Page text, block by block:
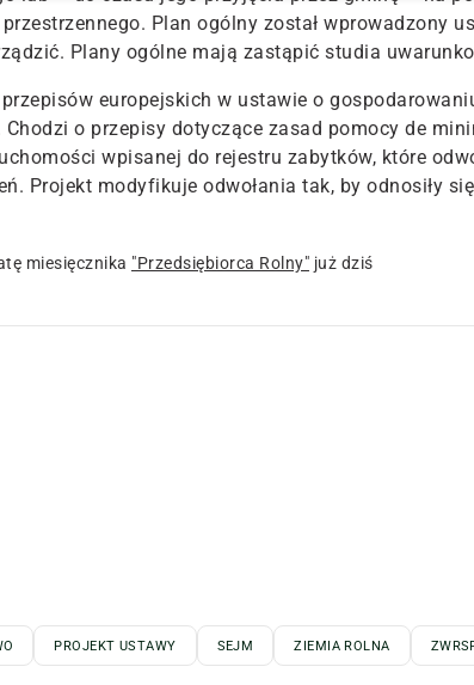
Plan ogólny został wprowadzony
Plany ogólne mają zastąpić studia
europejskich w ustawie o
o przepisy dotyczące zasad pomocy de
wpisanej do rejestru zabytków, które
Projekt modyfikuje odwołania tak, by odnosiły
miesięcznika "Przedsiębiorca Rolny" już dziś
PROJEKT USTAWY SEJM ZIEMIA ROLNA